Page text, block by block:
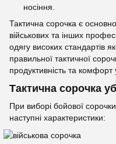
носіння.
Тактична сорочка є
військових та інших
одягу високих стандартів
правильної тактичної
продуктивність та комфорт
Тактична сорочка
При виборі бойової
наступні характеристики: